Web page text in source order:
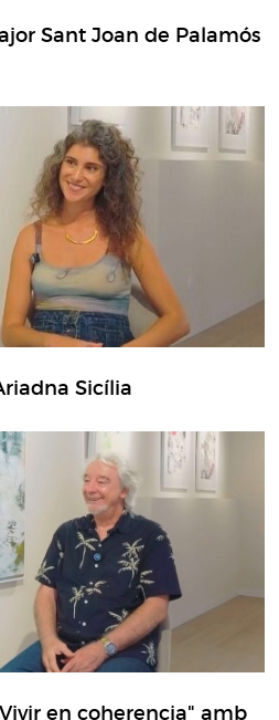
Sant Joan de Palamós
Sicília
en coherencia" amb